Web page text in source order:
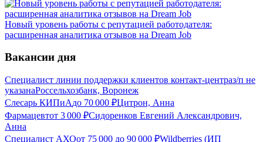
Новый уровень работы с репутацией работодателя:
расширенная аналитика отзывов на Dream Job
Вакансии дня
Специалист линии поддержки клиентов контакт-центраз/п не
указанаРоссельхозбанк, Воронеж
Слесарь КИПиАдо 70 000 ₽Цитрон, Анна
Фармацевтот 3 000 ₽Сидоренков Евгений Александрович,
Анна
Специалист АХОот 75 000 до 90 000 ₽Wildberries (ИП